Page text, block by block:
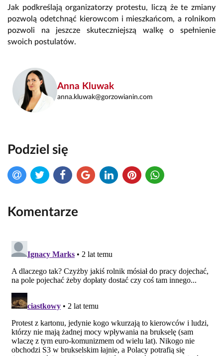
Jak podkreślają organizatorzy protestu, liczą że te zmiany
pozwolą odetchnąć kierowcom i mieszkańcom, a rolnikom
pozwoli na jeszcze skuteczniejszą walkę o spełnienie
swoich postulatów.
Anna Kluwak
anna.kluwak@gorzowianin.com
Podziel się
Komentarze